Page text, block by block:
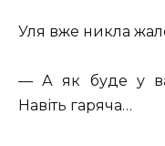
Уля вже никла
— А як буде у
Навіть гаряча…